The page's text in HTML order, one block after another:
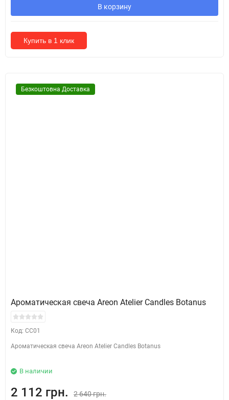
В корзину
Купить в 1 клик
Безкоштовна Доставка
Ароматическая свеча Areon Atelier Candles Botanus
Код: CC01
Ароматическая свеча Areon Atelier Candles Botanus
В наличии
2 112 грн. 2 640 грн.